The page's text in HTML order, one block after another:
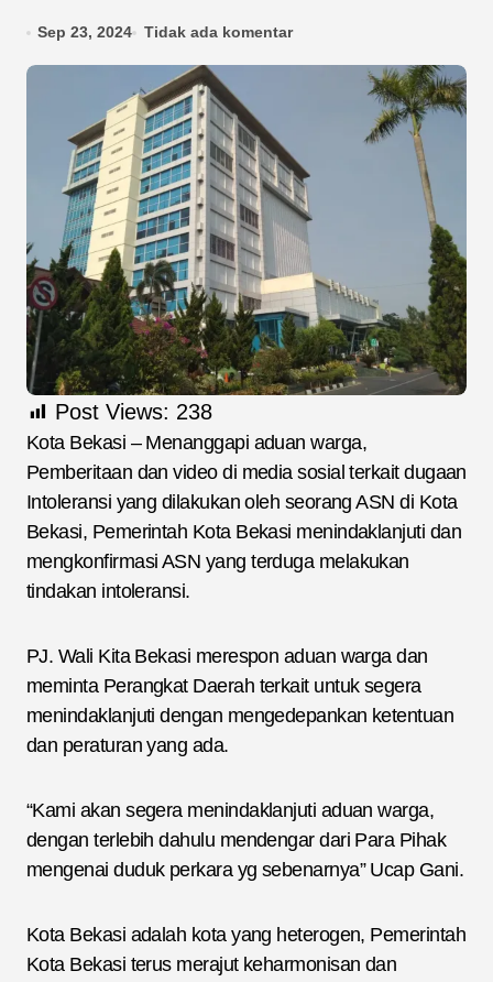
Sep 23, 2024 Tidak ada komentar
Post Views: 238
Kota Bekasi – Menanggapi aduan warga,
Pemberitaan dan video di media sosial terkait dugaan
Intoleransi yang dilakukan oleh seorang ASN di Kota
Bekasi, Pemerintah Kota Bekasi menindaklanjuti dan
mengkonfirmasi ASN yang terduga melakukan
tindakan intoleransi.
PJ. Wali Kita Bekasi merespon aduan warga dan
meminta Perangkat Daerah terkait untuk segera
menindaklanjuti dengan mengedepankan ketentuan
dan peraturan yang ada.
“Kami akan segera menindaklanjuti aduan warga,
dengan terlebih dahulu mendengar dari Para Pihak
mengenai duduk perkara yg sebenarnya” Ucap Gani.
Kota Bekasi adalah kota yang heterogen, Pemerintah
Kota Bekasi terus merajut keharmonisan dan